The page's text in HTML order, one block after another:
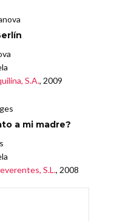
S.A., 2009
a mi madre?
S.L., 2008